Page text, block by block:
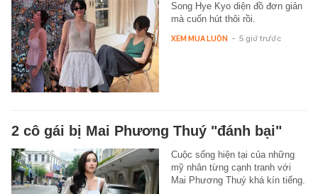
Song Hye Kyo diện đồ đơn giản
mà cuốn hút thôi rồi.
XEM MUA LUÔN - 5 giờ trước
2 cô gái bị Mai Phương Thuý "đánh bại"
Cuộc sống hiện tại của những
mỹ nhân từng cạnh tranh với
Mai Phương Thuý khá kín tiếng.